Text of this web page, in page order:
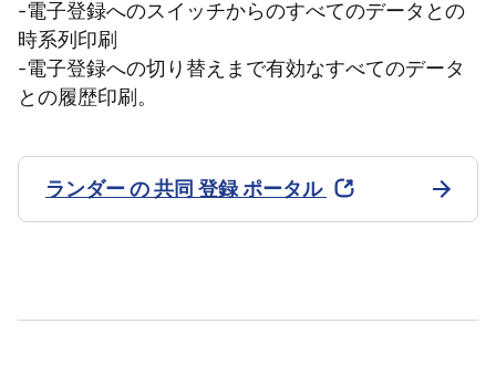
-電子登録へのスイッチからのすべてのデータとの
時系列印刷
-電子登録への切り替えまで有効なすべてのデータ
との履歴印刷。
ランダー の 共同 登録 ポータル